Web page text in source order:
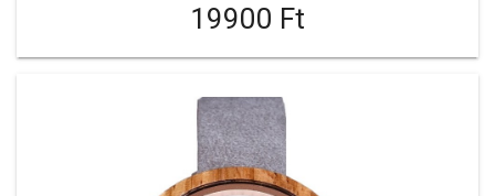
19900 Ft